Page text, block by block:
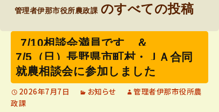
管理者伊那市役所農政課のすべての投稿
7/10相談会満員です ＆
7/5（日）長野県市町村・ＪＡ合同
就農相談会に参加しました
2026年7月7日 お知らせ
管理者伊那市役所農
政課